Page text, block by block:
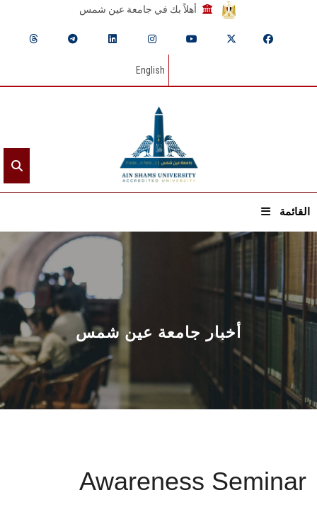
أهلاً بك في جامعة عين شمس
English
القائمة
الرئيسيـة
عن الجامعة
القطاعـات
الشئون الأكاديمية
البحث العلمي
المراكز والوحدات
أخبار جامعة عين شمس
Awareness Seminar